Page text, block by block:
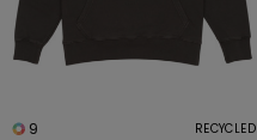
9 RECYCLED